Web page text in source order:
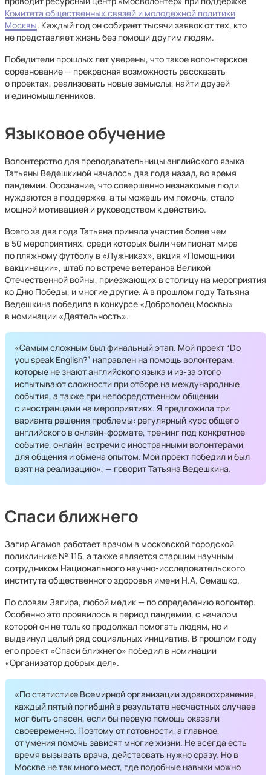
Комитета общественных связей и молодежной политики
Москвы. Каждый год он собирает тысячи заявок от тех, кто
не представляет жизнь без помощи другим людям.
Победители прошлых лет уверены, что такое волонтерское
соревнование — прекрасная возможность рассказать
о проектах, реализовать новые замыслы, найти друзей
и единомышленников.
Языковое обучение
Волонтерство для преподавательницы английского языка
Татьяны Ведешкиной началось два года назад, во время
пандемии. Осознание, что совершенно незнакомые люди
нуждаются в поддержке, а ты можешь им помочь, стало
мощной мотивацией и руководством к действию.
Всего за два года Татьяна приняла участие более чем
в 50 мероприятиях, среди которых были чемпионат мира
по пляжному футболу в «Лужниках», акция «Помощники
вакцинации», штаб по встрече ветеранов Великой
Отечественной войны, приезжающих в столицу на мероприятия
ко Дню Победы, и многие другие. А в прошлом году Татьяна
Ведешкина победила в конкурсе «Доброволец Москвы»
в номинации «Деятельность».
«Самым сложным был финальный этап. Мой проект “Do
you speak English?” направлен на помощь волонтерам,
которые не знают английского языка и из-за этого
испытывают сложности при отборе на международные
события, а также при непосредственном общении
с иностранцами на мероприятиях. Я предложила три
варианта решения проблемы: регулярный курс общего
английского в онлайн-формате, тренинг под конкретное
событие, онлайн-встречи с иностранными волонтерами
для общения и обмена опытом. Мой проект победил и был
взят на реализацию», — говорит Татьяна Ведешкина.
Спаси ближнего
Загир Агамов работает врачом в московской городской
поликлинике № 115, а также является старшим научным
сотрудником Национального научно-исследовательского
института общественного здоровья имени Н.А. Семашко.
По словам Загира, любой медик — по определению волонтер.
Особенно это проявилось в период пандемии, с началом
которой он не только продолжал помогать людям, но и
выдвинул целый ряд социальных инициатив. В прошлом году
его проект «Спаси ближнего» победил в номинации
«Организатор добрых дел».
«По статистике Всемирной организации здравоохранения,
каждый пятый погибший в результате несчастных случаев
мог быть спасен, если бы первую помощь оказали
своевременно. Поэтому от готовности, а главное,
от умения помочь зависят многие жизни. Не всегда есть
время вызывать врача, действовать нужно сразу. Но в
Москве не так много мест, где подобные навыки можно